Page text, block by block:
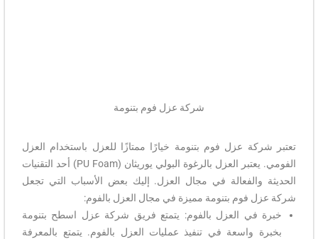
شركة عزل فوم بتنومة
تعتبر شركة عزل فوم بتنومة خيارًا ممتازًا للعزل باستخدام العزل
الفومي. يعتبر العزل بالرغوة البولي يوريثان (PU Foam) أحد التقنيات
الحديثة والفعالة في مجال العزل. إليك بعض الأسباب التي تجعل
شركة عزل فوم بتنومة مميزة في مجال العزل بالفوم:
خبرة في العزل بالفوم: يتمتع فريق شركة عزل اسطح بتنومة
بخبرة واسعة في تنفيذ عمليات العزل بالفوم. يتمتع بالمعرفة